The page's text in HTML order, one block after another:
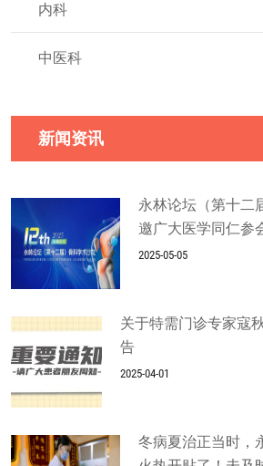
内科
中医科
新闻资讯
永林论坛（第十二
邀广大医学同仁参
2025-05-05
关于特需门诊专家寇
告
2025-04-01
冬病夏治正当时，